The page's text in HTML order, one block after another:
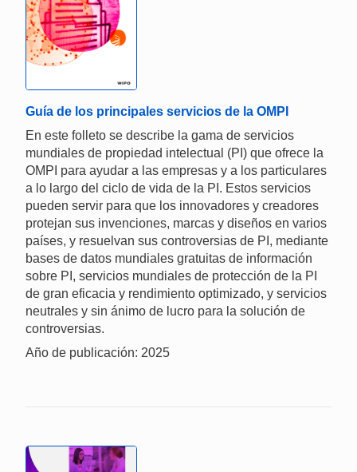
Guía de los principales servicios de la OMPI
En este folleto se describe la gama de servicios
mundiales de propiedad intelectual (PI) que ofrece la
OMPI para ayudar a las empresas y a los particulares
a lo largo del ciclo de vida de la PI. Estos servicios
pueden servir para que los innovadores y creadores
protejan sus invenciones, marcas y diseños en varios
países, y resuelvan sus controversias de PI, mediante
bases de datos mundiales gratuitas de información
sobre PI, servicios mundiales de protección de la PI
de gran eficacia y rendimiento optimizado, y servicios
neutrales y sin ánimo de lucro para la solución de
controversias.
Año de publicación: 2025